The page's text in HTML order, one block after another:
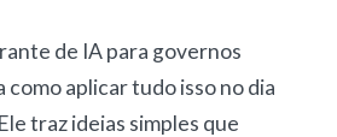
de IA para governos
como aplicar tudo isso no dia
traz ideias simples que